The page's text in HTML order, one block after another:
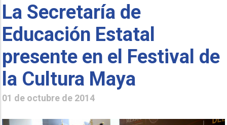
La Secretaría de
Educación Estatal
presente en el Festival de
la Cultura Maya
01 de octubre de 2014